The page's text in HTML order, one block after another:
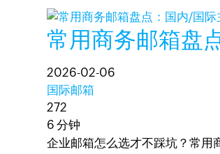
常用商务邮箱盘
2026-02-06
国际邮箱
272
6 分钟
企业邮箱怎么选才不踩坑？常用